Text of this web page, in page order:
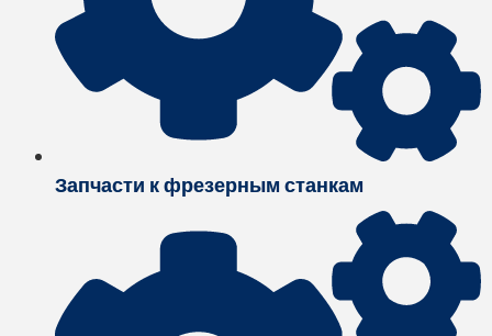
Запчасти к фрезерным станкам